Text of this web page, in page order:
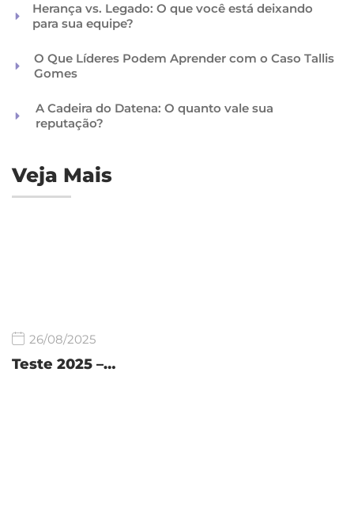
Herança vs. Legado: O que você está deixando
para sua equipe?
O Que Líderes Podem Aprender com o Caso Tallis
Gomes
A Cadeira do Datena: O quanto vale sua
reputação?
Veja Mais
26/08/2025
Teste 2025 –…